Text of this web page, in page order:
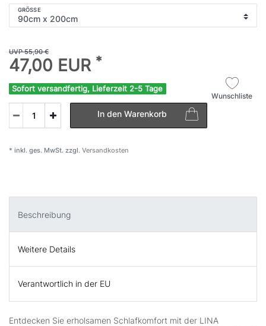
GRÖSSE
UVP 55,90 €
47,00 EUR *
Sofort versandfertig, Lieferzeit 2-5 Tage
In den Warenkorb
Wunschliste
* inkl. ges. MwSt. zzgl. Versandkosten
Beschreibung
Weitere Details
Verantwortlich in der EU
Entdecken Sie erholsamen Schlafkomfort mit der LINA